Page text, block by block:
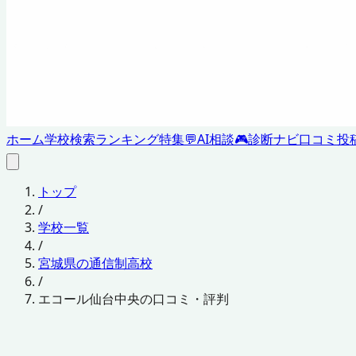
ホーム学校検索ランキング特集💬AI相談🎮診断ナビ口コミ投
トップ
/
学校一覧
/
宮城県の通信制高校
/
エコール仙台中央の口コミ・評判